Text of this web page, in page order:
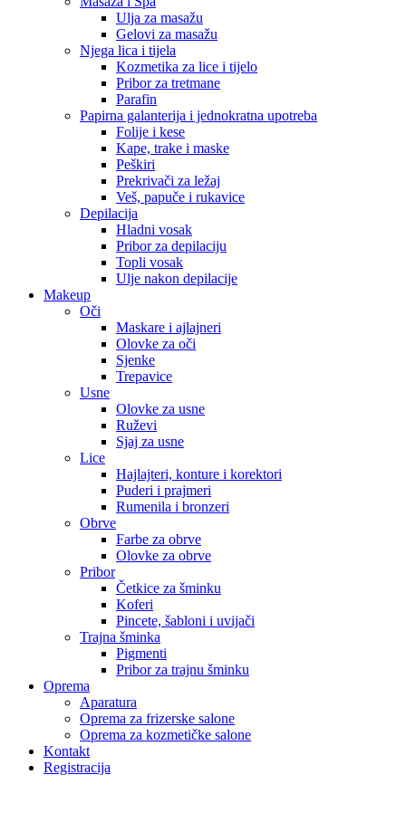
Ulja za masažu
Gelovi za masažu
Njega lica i tijela
Kozmetika za lice i tijelo
Pribor za tretmane
Parafin
Papirna galanterija i jednokratna upotreba
Folije i kese
Kape, trake i maske
Peškiri
Prekrivači za ležaj
Veš, papuče i rukavice
Depilacija
Hladni vosak
Pribor za depilaciju
Topli vosak
Ulje nakon depilacije
Makeup
Oči
Maskare i ajlajneri
Olovke za oči
Sjenke
Trepavice
Usne
Olovke za usne
Ruževi
Sjaj za usne
Lice
Hajlajteri, konture i korektori
Puderi i prajmeri
Rumenila i bronzeri
Obrve
Farbe za obrve
Olovke za obrve
Pribor
Četkice za šminku
Koferi
Pincete, šabloni i uvijači
Trajna šminka
Pigmenti
Pribor za trajnu šminku
Oprema
Aparatura
Oprema za frizerske salone
Oprema za kozmetičke salone
Kontakt
Registracija